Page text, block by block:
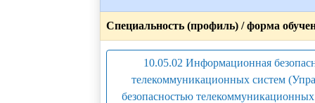
Специальность (профиль) / форма
10.05.02 Информационная
телекоммуникационных систем
безопасностью